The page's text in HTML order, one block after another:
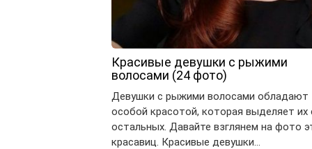
Красивые девушки с рыжими
волосами (24 фото)
Девушки с рыжими волосами обладают
особой красотой, которая выделяет их
остальных. Давайте взглянем на фото
красавиц. Красивые девушки…